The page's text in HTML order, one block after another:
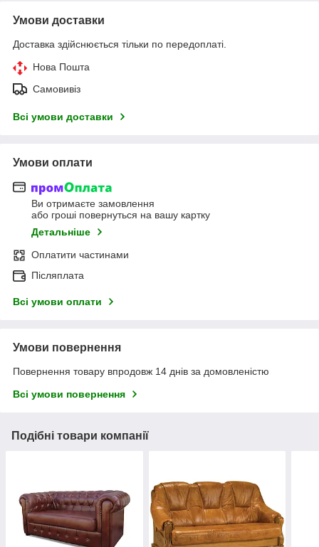
Умови доставки
Доставка здійснюється тільки по передоплаті.
Нова Пошта
Самовивіз
Всі умови доставки
Умови оплати
Ви отримаєте замовлення
або гроші повернуться на вашу картку
Детальніше
Оплатити частинами
Післяплата
Всі умови оплати
Умови повернення
Повернення товару впродовж 14 днів за домовленістю
Всі умови повернення
Подібні товари компанії